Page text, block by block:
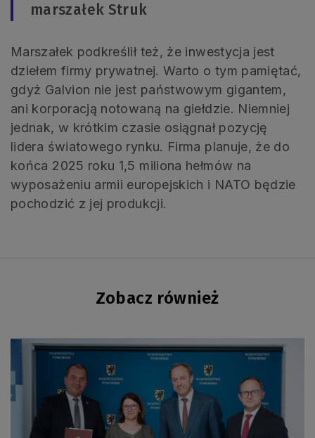
marszałek Struk
Marszałek podkreślił też, że inwestycja jest
dziełem firmy prywatnej. Warto o tym pamiętać,
gdyż Galvion nie jest państwowym gigantem,
ani korporacją notowaną na giełdzie. Niemniej
jednak, w krótkim czasie osiągnał pozycję
lidera światowego rynku. Firma planuje, że do
końca 2025 roku 1,5 miliona hełmów na
wyposażeniu armii europejskich i NATO będzie
pochodzić z jej produkcji.
Zobacz również